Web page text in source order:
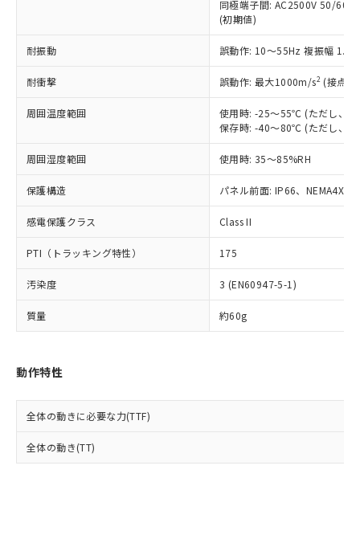
同極端子間: AC2500V 50/
(初期値)
耐振動 誤動作: 10～55Hz 複振幅
耐衝撃 誤動作: 最大1000m/s2 (接点
周囲温度範囲
使用時: -25～55℃ (ただし、氷
保存時: -40～80℃ (ただし、氷
周囲湿度範囲 使用時: 35～85%RH
保護構造 パネル前面: IP66、NEMA4X,
感電保護クラス Class II
PTI（トラッキング特性） 175
汚染度 3 (EN60947-5-1)
質量 約60g
動作特性
全体の動きに必要な力(TTF)
全体の動き(TT)
在庫状況および標準価格照会結果は、
記載している更新日時点での社内デー
タに基づき作成されるものであり、閲
覧された時点での実際の在庫および標
準価格とは異なる場合があることをご
正式な納期状況および標準価格はお客
様のお取引先、またはお客様担当のオ
ムロン制御機器販売店・当社販売員に
オムロン制御機器販売店や当社販売拠
販売ネットワーク
」をご確認
在庫状況および標準価格結果を当社の
事前の承諾なく第三者に漏洩または開
示しないようお願いします。
マイパーツ機能（部品リスト作成サー
ビス）をご利用いただくには、I-Web
メンバーズにご登録されている必要が
あります。
品・サービスに関するお客様との取
引・商談に必要な範囲で利用すること
※当社の共同利用者とは、
の共同利用に関して"
の「1.共同利
鉛(Pb) 1000ppm以下、 水銀(Hg) 1000ppm以下、 カド
類(PBB) 1000ppm以下、ポリ臭化ジフェニルエーテル類
(PBDE) 1000ppm以下、フタル酸ビス(2-エチルヘキシ
ル) (DEHP)(別名：DOP) 1000ppm以下、フタル酸ブチ
ルベンジル（BBP） 1000ppm以下、フタル酸ジブチル
（DBP） 1000ppm以下、フタル酸ジイソブチル
但し、RoHS指令で産業用監視および制御機器に対する
適用除外項目は除く。
図的な使用がないことを確認しています。
部品在庫の切り替え状況などにより、予定
月が前後することがあります。
とができます。
EU RoHS指令（10物質）の非含有証明書
51物質の非含有証明書（当社基準）
*中国RoHS10物質の基準値 (GB/T26572)：
Cr(Ⅵ)(六価クロム) : 1000ppm、 PBBs(ポリ臭化ビフェ
ニル類) : 1000ppm、 PBDEs(ポリ臭化ジフェニルエーテ
ル類) : 1000ppm、
DBP(フタル酸ジブチル) : 1000ppm、 DIBP(フタル酸ジ
イソブチル) : 1000ppm、 BBP(フタル酸ブチルベンジ
DEHP(フタル酸ビス(2-エチルヘキシル)) : 1000ppm
「ｅ」：有害物質（10物質）のすべてが基
準値以下であることを示します。
「10」：通常の使用状況下において有害物
質が外部に漏えいし、環境に深刻な影響を
「－」：未確認です。当社販売部門へお問
為替および外国貿易法に定める商品
（以下｢規制貨物等」という）を輸出
または国外への提供する場合は、日本
国政府の輸出許可(または役務取引許
当社は規制貨物を破棄する場合は、完
全に破砕するなど、違法に輸出されな
いよう必要な手段を講じます。
当社は貴社製品を、核兵器、ミサイ
ル、化学兵器、生物兵器またはその他
武器並びにこれらの製造装置等に一切
当社は、貴社製品を第三者に販売する
場合は、上記1、2および3の内容を当
該第三者に通知します。また当社は、
法に輸出するおそれがある場合は、取
り引きをいたしません。
合意する
一定数以上の在庫あり
一定数には満たないが在庫あり
在庫なし(最新の在庫状況につ
いては、お客様のお取引先、ま
たはお客様担当のオムロン制御
機器販売店・当社販売員にご確
受注生産機種、また在庫状況の
情報を公開していない機種